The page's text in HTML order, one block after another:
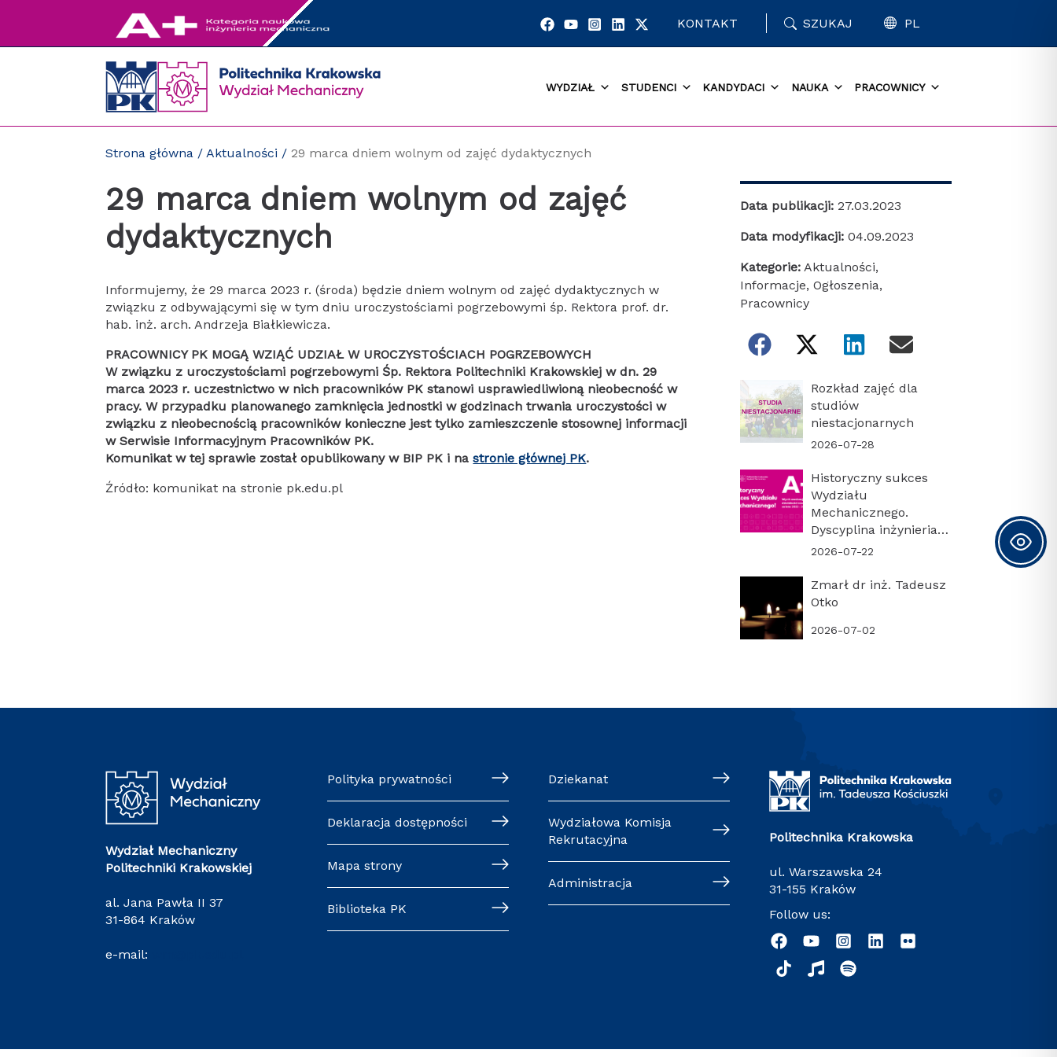
KONTAKT SZUKAJ PL
WYDZIAŁ STUDENCI KANDYDACI NAUKA PRACOWNICY
Strona główna /Aktualności /29 marca dniem wolnym od zajęć dydaktycznych
29 marca dniem wolnym od zajęć
dydaktycznych
Informujemy, że 29 marca 2023 r. (środa) będzie dniem wolnym od zajęć dydaktycznych w
związku z odbywającymi się w tym dniu uroczystościami pogrzebowymi śp. Rektora prof. dr.
hab. inż. arch. Andrzeja Białkiewicza.
PRACOWNICY PK MOGĄ WZIĄĆ UDZIAŁ W UROCZYSTOŚCIACH POGRZEBOWYCH
W związku z uroczystościami pogrzebowymi Śp. Rektora Politechniki Krakowskiej w dn. 29
marca 2023 r. uczestnictwo w nich pracowników PK stanowi usprawiedliwioną nieobecność w
pracy. W przypadku planowanego zamknięcia jednostki w godzinach trwania uroczystości w
związku z nieobecnością pracowników konieczne jest tylko zamieszczenie stosownej informacji
w Serwisie Informacyjnym Pracowników PK.
Komunikat w tej sprawie został opublikowany w BIP PK i nastronie głównej PK.
Źródło: komunikat na stronie pk.edu.pl
Data publikacji: 27.03.2023
Data modyfikacji: 04.09.2023
Kategorie: Aktualności,
Informacje, Ogłoszenia,
Pracownicy
Rozkład zajęć dla
studiów
niestacjonarnych
2026-07-28
Historyczny sukces
Wydziału
Mechanicznego.
Dyscyplina inżynieria
mechaniczna z
naukową A+!
2026-07-22
Zmarł dr inż. Tadeusz
Otko
2026-07-02
Wydział Mechaniczny
Politechniki Krakowskiej
al. Jana Pawła II 37
31-864 Kraków
e-mail:
Polityka prywatności
Deklaracja dostępności
Mapa strony
Biblioteka PK
Dziekanat
Wydziałowa Komisja
Rekrutacyjna
Administracja
Politechnika Krakowska
ul. Warszawska 24
31-155 Kraków
Follow us: